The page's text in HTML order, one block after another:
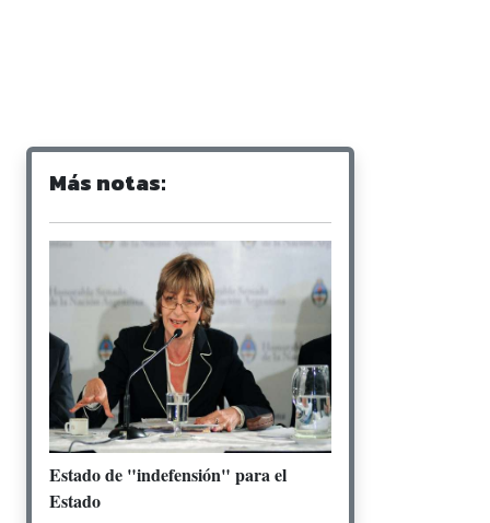
Más notas:
Estado de "indefensión" para el
Estado